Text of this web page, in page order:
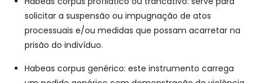
solicitar a suspensão ou impugnação de atos
processuais e/ou medidas que possam acarretar na
prisão do indivíduo.
Habeas corpus genérico: este instrumento carrega